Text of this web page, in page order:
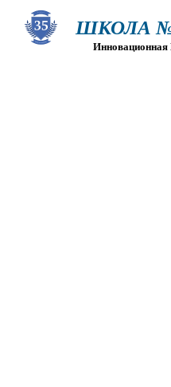
ШКОЛА №
Инновационная